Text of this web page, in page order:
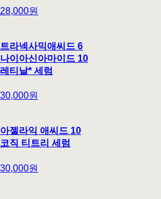
28,000원
트라넥사믹애씨드 6
나이아신아마이드 10
레티날* 세럼
30,000원
아젤라익 애씨드 10
코직 티트리 세럼
30,000원